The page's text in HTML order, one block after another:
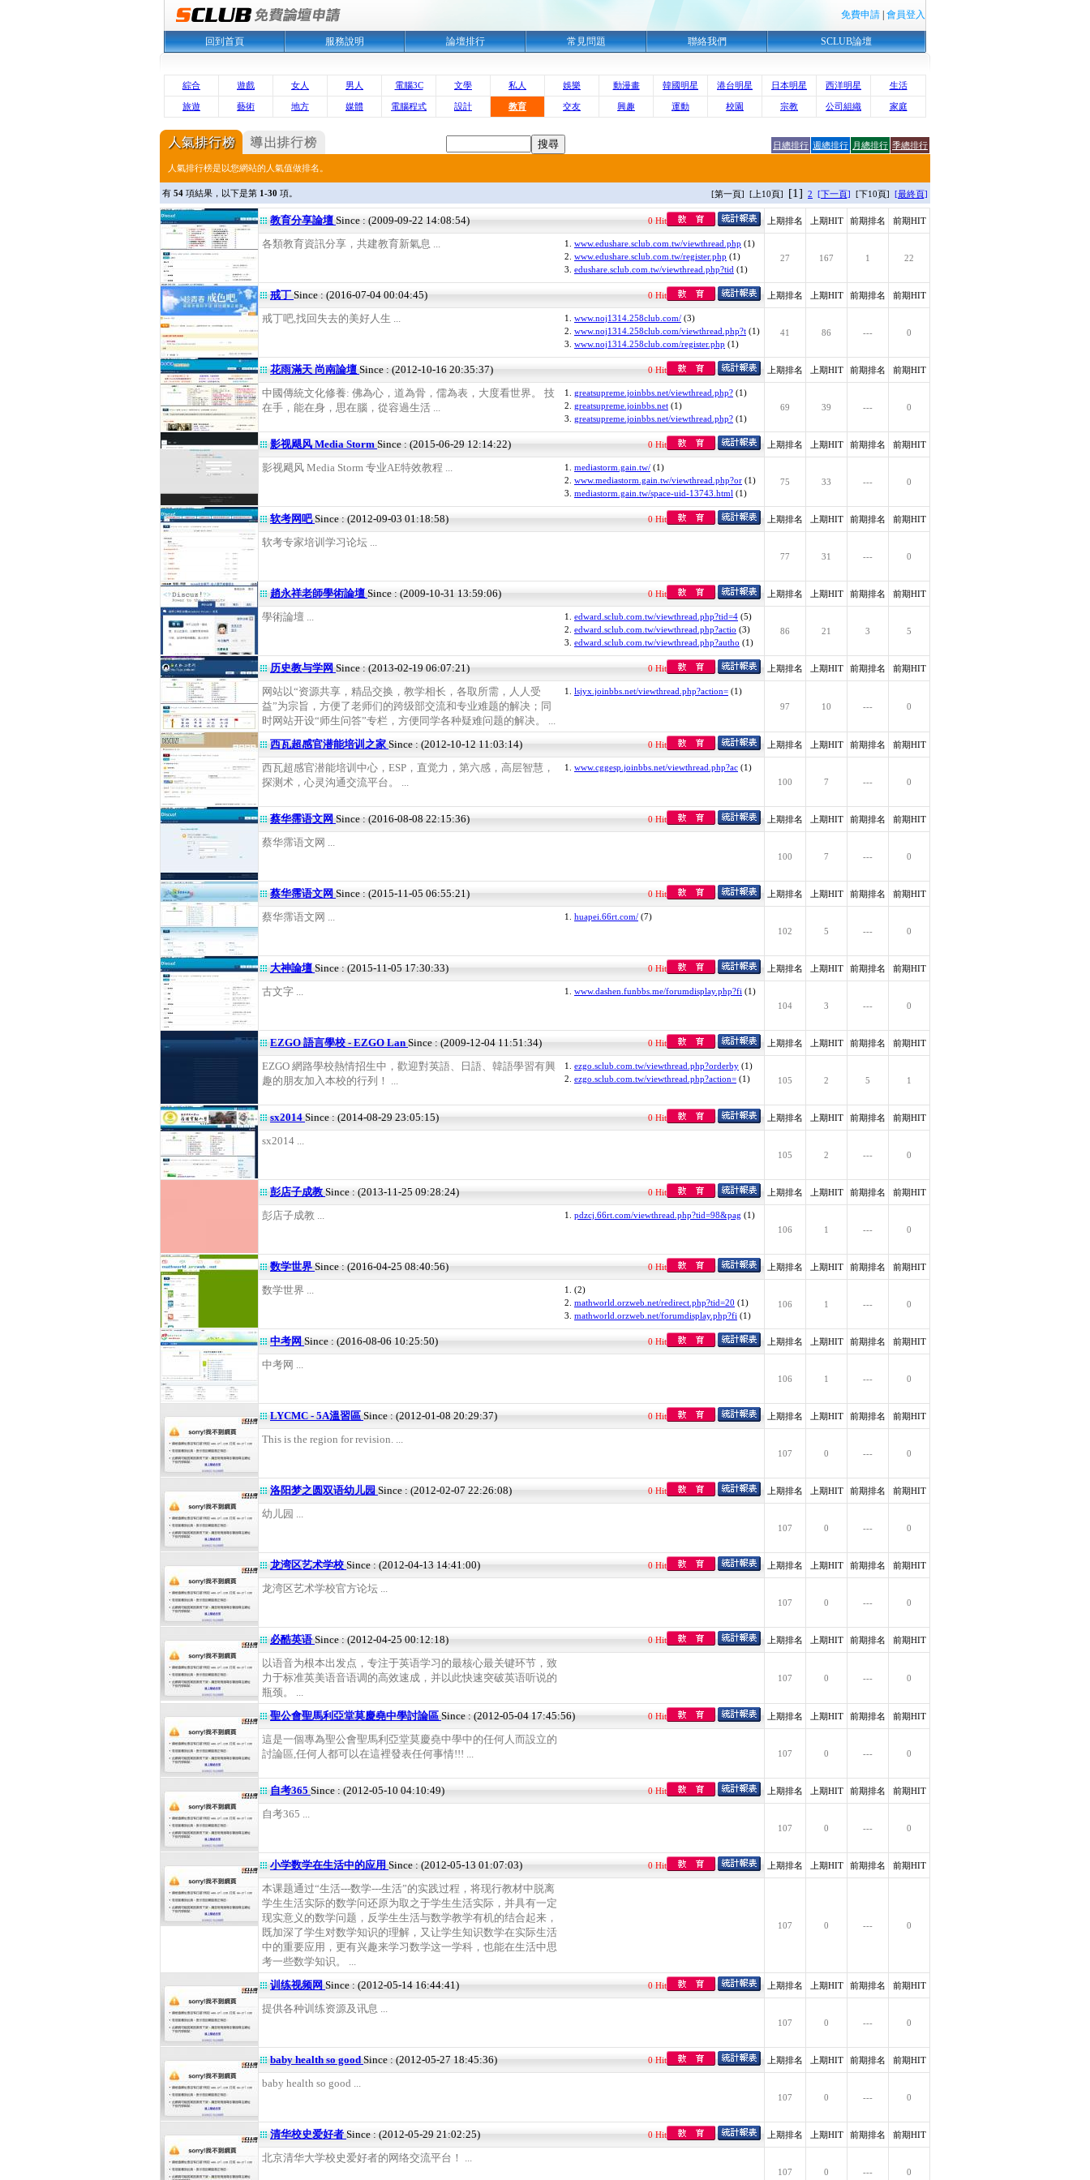
免費申請 會員登入
回到首頁 服務說明 論壇排行 常見問題 聯絡我們 SCLUB論壇
綜合 遊戲 女人 男人 電腦3C 文學 私人 娛樂 動漫畫 韓國明星 港台明星 日本明星 西洋明星 生活
旅遊 藝術 地方 媒體 電腦程式 設計 教育 交友 興趣 運動 校園 宗教 公司組織 家庭
日總排行 週總排行 月總排行 季總排行
人氣排行榜是以您網站的人氣值做排名。
有 54 項結果，以下是第 1-30 項。 [第一頁] [上10頁] [1] 2 [下一頁] [下10頁] [最終頁]
教育分享論壇 Since : (2009-09-22 14:08:54) 0 Hit 上期排名 上期HIT 前期排名 前期HIT
各類教育資訊分享，共建教育新氣息 ... 1. www.edushare.sclub.com.tw/viewthread.php (1)
2. www.edushare.sclub.com.tw/register.php (1)
3. edushare.sclub.com.tw/viewthread.php?tid (1)
27 167 1 22
戒丁 Since : (2016-07-04 00:04:45) 0 Hit 上期排名 上期HIT 前期排名 前期HIT
戒丁吧,找回失去的美好人生 ... 1. www.noj1314.258club.com/ (3)
2. www.noj1314.258club.com/viewthread.php?t (1)
3. www.noj1314.258club.com/register.php (1)
41 86 --- 0
花雨滿天 尚南論壇 Since : (2012-10-16 20:35:37) 0 Hit 上期排名 上期HIT 前期排名 前期HIT
中國傳統文化修養: 佛為心，道為骨，儒為表，大度看世界。 技
在手，能在身，思在腦，從容過生活 ...
1. greatsupreme.joinbbs.net/viewthread.php? (1)
2. greatsupreme.joinbbs.net (1)
3. greatsupreme.joinbbs.net/viewthread.php? (1)
69 39 --- 0
影视飓风 Media Storm Since : (2015-06-29 12:14:22) 0 Hit 上期排名 上期HIT 前期排名 前期HIT
影视飓风 Media Storm 专业AE特效教程 ... 1. mediastorm.gain.tw/ (1)
2. www.mediastorm.gain.tw/viewthread.php?or (1)
3. mediastorm.gain.tw/space-uid-13743.html (1)
75 33 --- 0
软考网吧Since : (2012-09-03 01:18:58) 0 Hit 上期排名 上期HIT 前期排名 前期HIT
软考专家培训学习论坛 ...
77 31 --- 0
趙永祥老師學術論壇 Since : (2009-10-31 13:59:06) 0 Hit 上期排名 上期HIT 前期排名 前期HIT
學術論壇 ... 1. edward.sclub.com.tw/viewthread.php?tid=4 (5)
2. edward.sclub.com.tw/viewthread.php?actio (3)
3. edward.sclub.com.tw/viewthread.php?autho (1)
86 21 3 5
历史教与学网 Since : (2013-02-19 06:07:21) 0 Hit 上期排名 上期HIT 前期排名 前期HIT
网站以“资源共享，精品交换，教学相长，各取所需，人人受
益”为宗旨，方便了老师们的跨级部交流和专业难题的解决；同
时网站开设“师生问答”专栏，方便同学各种疑难问题的解决。 ...
1. lsjyx.joinbbs.net/viewthread.php?action= (1)
97
10 --- 0
西瓦超感官潜能培训之家Since : (2012-10-12 11:03:14) 0 Hit 上期排名 上期HIT 前期排名 前期HIT
西瓦超感官潜能培训中心，ESP，直觉力，第六感，高层智慧，
探测术，心灵沟通交流平台。 ...
1. www.cggesp.joinbbs.net/viewthread.php?ac (1)
100
7 --- 0
蔡华霈语文网 Since : (2016-08-08 22:15:36) 0 Hit 上期排名 上期HIT 前期排名 前期HIT
蔡华霈语文网 ...
100 7 --- 0
蔡华霈语文网 Since : (2015-11-05 06:55:21) 0 Hit 上期排名 上期HIT 前期排名 前期HIT
蔡华霈语文网 ... 1. huapei.66rt.com/ (7)
102
5 --- 0
大神論壇 Since : (2015-11-05 17:30:33) 0 Hit 上期排名 上期HIT 前期排名 前期HIT
古文字 ... 1. www.dashen.funbbs.me/forumdisplay.php?fi (1)
104
3 --- 0
EZGO 語言學校 - EZGO Lan Since : (2009-12-04 11:51:34) 0 Hit 上期排名 上期HIT 前期排名 前期HIT
EZGO 網路學校熱情招生中，歡迎對英語、日語、韓語學習有興
趣的朋友加入本校的行列！ ...
1. ezgo.sclub.com.tw/viewthread.php?orderby (1)
2. ezgo.sclub.com.tw/viewthread.php?action= (1) 105 2 5 1
sx2014 Since : (2014-08-29 23:05:15) 0 Hit 上期排名 上期HIT 前期排名 前期HIT
sx2014 ...
105 2 --- 0
彭店子成教 Since : (2013-11-25 09:28:24) 0 Hit 上期排名 上期HIT 前期排名 前期HIT
彭店子成教 ... 1. pdzcj.66rt.com/viewthread.php?tid=98&pag (1)
106
1 --- 0
数学世界Since : (2016-04-25 08:40:56) 0 Hit 上期排名 上期HIT 前期排名 前期HIT
数学世界 ... 1. (2)
2. mathworld.orzweb.net/redirect.php?tid=20 (1)
3. mathworld.orzweb.net/forumdisplay.php?fi (1)
106 1 --- 0
中考网 Since : (2016-08-06 10:25:50) 0 Hit 上期排名 上期HIT 前期排名 前期HIT
中考网 ...
106 1 --- 0
LYCMC - 5A溫習區 Since : (2012-01-08 20:29:37) 0 Hit 上期排名 上期HIT 前期排名 前期HIT
This is the region for revision. ...
107 0 --- 0
洛阳梦之圆双语幼儿园 Since : (2012-02-07 22:26:08) 0 Hit 上期排名 上期HIT 前期排名 前期HIT
幼儿园 ...
107 0 --- 0
龙湾区艺术学校 Since : (2012-04-13 14:41:00) 0 Hit 上期排名 上期HIT 前期排名 前期HIT
龙湾区艺术学校官方论坛 ...
107 0 --- 0
必酷英语Since : (2012-04-25 00:12:18) 0 Hit 上期排名 上期HIT 前期排名 前期HIT
以语音为根本出发点，专注于英语学习的最核心最关键环节，致
力于标准英美语音语调的高效速成，并以此快速突破英语听说的
瓶颈。 ...
107 0 --- 0
聖公會聖馬利亞堂莫慶堯中學討論區 Since : (2012-05-04 17:45:56) 0 Hit 上期排名 上期HIT 前期排名 前期HIT
這是一個專為聖公會聖馬利亞堂莫慶堯中學中的任何人而設立的
討論區,任何人都可以在這裡發表任何事情!!! ...
107 0 --- 0
自考365 Since : (2012-05-10 04:10:49) 0 Hit 上期排名 上期HIT 前期排名 前期HIT
自考365 ...
107 0 --- 0
小学数学在生活中的应用 Since : (2012-05-13 01:07:03) 0 Hit 上期排名 上期HIT 前期排名 前期HIT
本课题通过“生活---数学---生活”的实践过程，将现行教材中脱离
学生生活实际的数学问还原为取之于学生生活实际，并具有一定
现实意义的数学问题，反学生生活与数学教学有机的结合起来，
既加深了学生对数学知识的理解，又让学生知识数学在实际生活
中的重要应用，更有兴趣来学习数学这一学科，也能在生活中思
考一些数学知识。 ...
107 0 --- 0
训练视频网 Since : (2012-05-14 16:44:41) 0 Hit 上期排名 上期HIT 前期排名 前期HIT
提供各种训练资源及讯息 ...
107 0 --- 0
baby health so goodSince : (2012-05-27 18:45:36) 0 Hit 上期排名 上期HIT 前期排名 前期HIT
baby health so good ...
107 0 --- 0
清华校史爱好者 Since : (2012-05-29 21:02:25) 0 Hit 上期排名 上期HIT 前期排名 前期HIT
北京清华大学校史爱好者的网络交流平台！ ...
107 0 --- 0